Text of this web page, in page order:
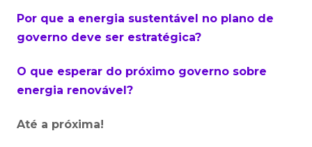
Por que a energia sustentável no plano de
governo deve ser estratégica?
O que esperar do próximo governo sobre
energia renovável?
Até a próxima!